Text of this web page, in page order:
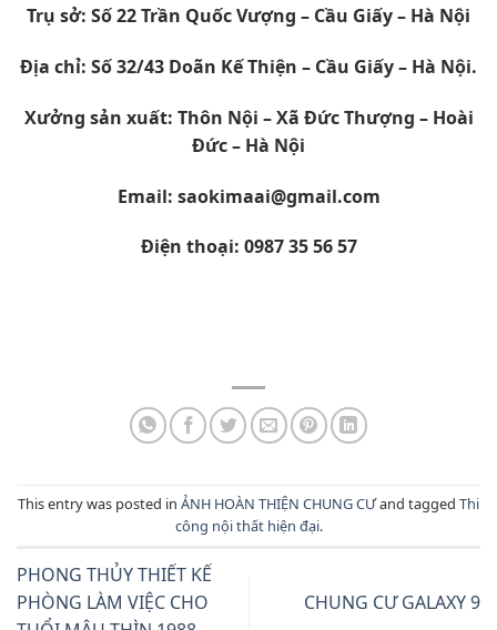
Trụ sở: Số 22 Trần Quốc Vượng – Cầu Giấy – Hà Nội
Địa chỉ: Số 32/43 Doãn Kế Thiện – Cầu Giấy – Hà Nội.
Xưởng sản xuất: Thôn Nội – Xã Đức Thượng – Hoài
Đức – Hà Nội
Email: saokimaai@gmail.com
Điện thoại: 0987 35 56 57
This entry was posted in ẢNH HOÀN THIỆN CHUNG CƯand tagged Thi
công nội thất hiện đại.
PHONG THỦY THIẾT KẾ
PHÒNG LÀM VIỆC CHO
CHUNG CƯ GALAXY 9